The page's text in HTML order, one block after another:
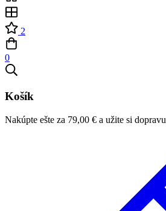
2
0
Košík
Nakúpte ešte za 79,00 € a užite si dopravu